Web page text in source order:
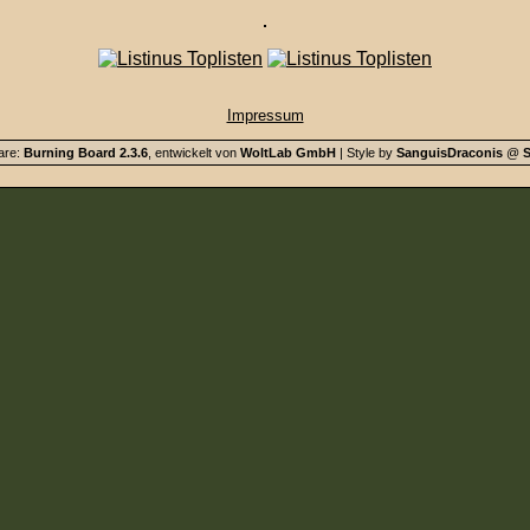
Impressum
Burning Board 2.3.6, entwickelt von WoltLab GmbH| Style by SanguisDraconis@